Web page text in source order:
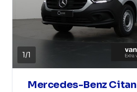
1/1
Mercedes-Benz Citan